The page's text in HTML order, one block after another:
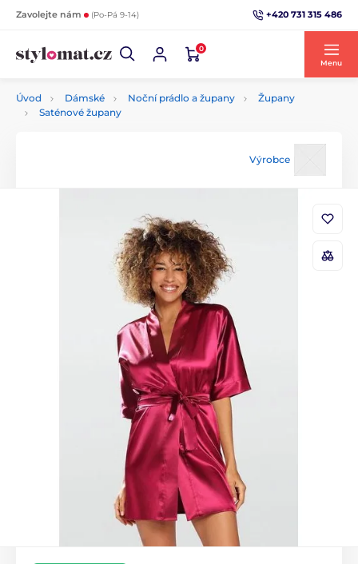
Zavolejte nám (Po-Pá 9-14) +420 731 315 486
0
Menu
Úvod Dámské Noční prádlo a župany
Župany
Saténové župany
Výrobce